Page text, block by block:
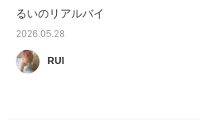
るいのリアルバイ
2026.05.28
RUI